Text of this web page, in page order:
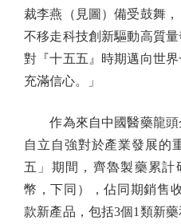
裁李燕（見圖）備受鼓舞
不移走科技創新驅動高質
對『十五五』時期邁向世
充滿信心。」
作為來自中國醫藥龍頭
自立自強對於產業發展的
五」期間，齊魯製藥累計
幣，下同），佔同期銷售
款新產品，包括3個1類新